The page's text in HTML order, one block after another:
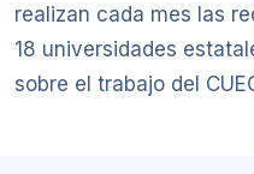
realizan cada mes las
18 universidades
sobre el trabajo del